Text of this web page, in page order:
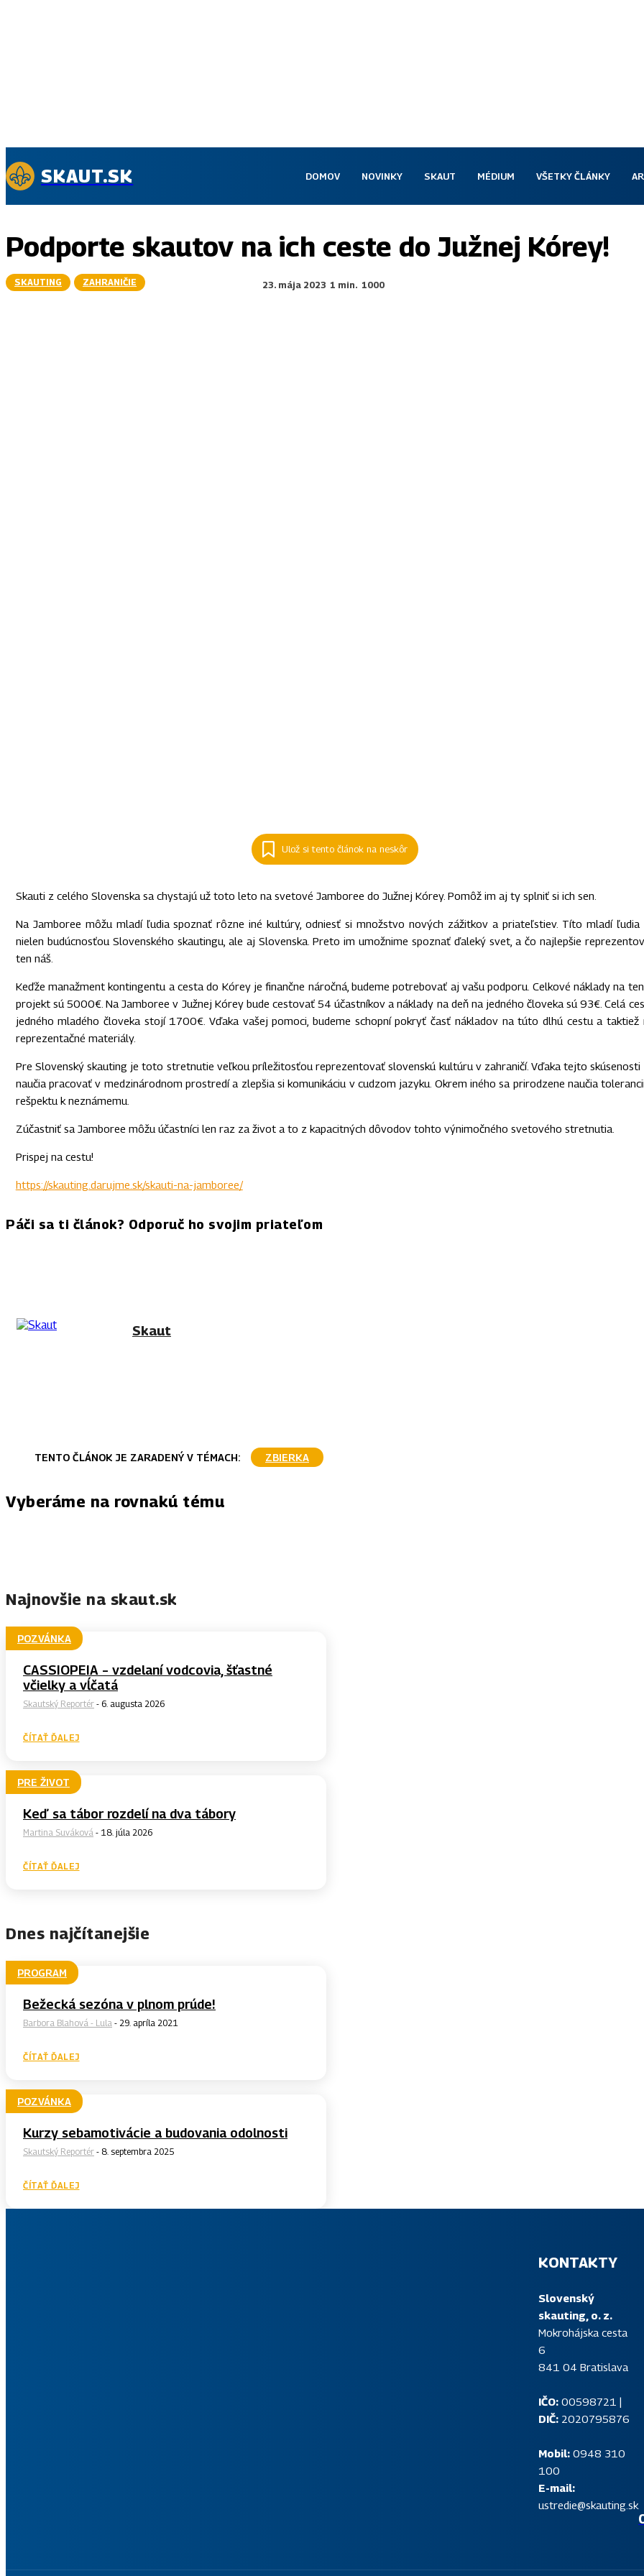
SKAUT.SK DOMOV NOVINKY SKAUT MÉDIUM VŠETKY ČLÁNKY
Podporte skautov na ich ceste do Južnej Kórey!
SKAUTING ZAHRANIČIE 23. mája 2023 1 min. 1000
Ulož si tento článok na neskôr
Skauti z celého Slovenska sa chystajú už toto leto na svetové Jamboree do Južnej Kórey. Pomôž im aj ty splniť si ich sen.
Na Jamboree môžu mladí ľudia spoznať rôzne iné kultúry, odniesť si množstvo nových zážitkov a priateľstiev. Títo mladí ľudia
nielen budúcnosťou Slovenského skautingu, ale aj Slovenska. Preto im umožnime spoznať ďaleký svet, a čo najlepšie
ten náš.
Keďže manažment kontingentu a cesta do Kórey je finančne náročná, budeme potrebovať aj vašu podporu. Celkové náklady na
projekt sú 5000€. Na Jamboree v Južnej Kórey bude cestovať 54 účastníkov a náklady na deň na jedného človeka sú 93€. Celá
jedného mladého človeka stojí 1700€. Vďaka vašej pomoci, budeme schopní pokryť časť nákladov na túto dlhú cestu a taktiež
reprezentačné materiály.
Pre Slovenský skauting je toto stretnutie veľkou príležitosťou reprezentovať slovenskú kultúru v zahraničí. Vďaka tejto skúsenosti
naučia pracovať v medzinárodnom prostredí a zlepšia si komunikáciu v cudzom jazyku. Okrem iného sa prirodzene naučia
rešpektu k neznámemu.
Zúčastniť sa Jamboree môžu účastníci len raz za život a to z kapacitných dôvodov tohto výnimočného svetového stretnutia.
Prispej na cestu!
https://skauting.darujme.sk/skauti-na-jamboree/
Páči sa ti článok? Odporuč ho svojim priateľom
Skaut
TENTO ČLÁNOK JE ZARADENÝ V TÉMACH: ZBIERKA
Vyberáme na rovnakú tému
Najnovšie na skaut.sk
POZVÁNKA
CASSIOPEIA – vzdelaní vodcovia, šťastné
včielky a vĺčatá
Skautský Reportér - 6. augusta 2026
ČÍTAŤ ĎALEJ
PRE ŽIVOT
Keď sa tábor rozdelí na dva tábory
Martina Suváková - 18. júla 2026
ČÍTAŤ ĎALEJ
Dnes najčítanejšie
PROGRAM
Bežecká sezóna v plnom prúde!
Barbora Blahová - Lula - 29. apríla 2021
ČÍTAŤ ĎALEJ
POZVÁNKA
Kurzy sebamotivácie a budovania odolnosti
Skautský Reportér - 8. septembra 2025
ČÍTAŤ ĎALEJ
KONTAKTY
Slovenský
skauting, o. z.
Mokrohájska cesta
6
841 04 Bratislava
IČO: 00598721 |
DIČ: 2020795876
Mobil: 0948 310
100
E-mail:
ustredie@skauting.sk